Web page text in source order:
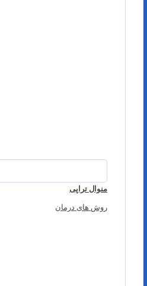
منوال تراپی
روش های درمان